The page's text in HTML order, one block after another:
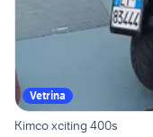
Vetrina
Kimco xciting 400s